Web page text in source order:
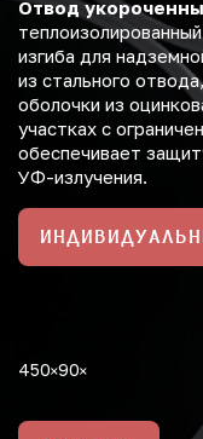
Отвод
изгиба для
из стального
оболочки из
участках с
обеспечивает
УФ-излучения.
450 90